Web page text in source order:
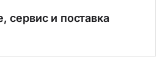
сервис и поставка